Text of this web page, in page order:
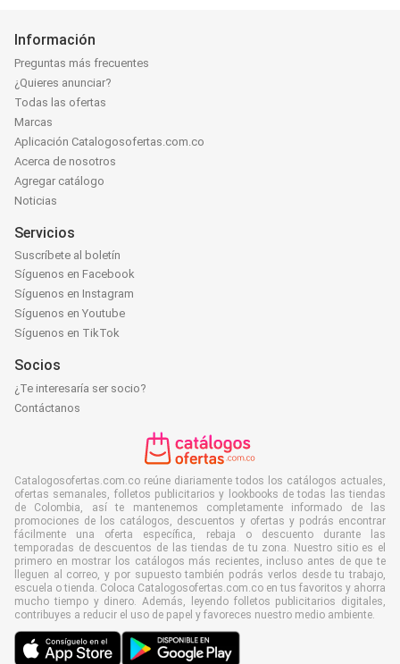
Información
Preguntas más frecuentes
¿Quieres anunciar?
Todas las ofertas
Marcas
Aplicación Catalogosofertas.com.co
Acerca de nosotros
Agregar catálogo
Noticias
Servicios
Suscríbete al boletín
Síguenos en Facebook
Síguenos en Instagram
Síguenos en Youtube
Síguenos en TikTok
Socios
¿Te interesaría ser socio?
Contáctanos
Catalogosofertas.com.co reúne diariamente todos los catálogos actuales,
ofertas semanales, folletos publicitarios y lookbooks de todas las tiendas
de Colombia, así te mantenemos completamente informado de las
promociones de los catálogos, descuentos y ofertas y podrás encontrar
fácilmente una oferta específica, rebaja o descuento durante las
temporadas de descuentos de las tiendas de tu zona. Nuestro sitio es el
primero en mostrar los catálogos más recientes, incluso antes de que te
lleguen al correo, y por supuesto también podrás verlos desde tu trabajo,
escuela o tienda. Coloca Catalogosofertas.com.co en tus favoritos y ahorra
mucho tiempo y dinero. Además, leyendo folletos publicitarios digitales,
contribuyes a reducir el uso de papel y favoreces nuestro medio ambiente.